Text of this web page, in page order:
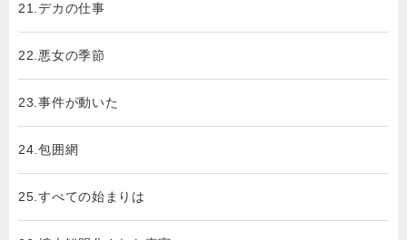
21.デカの仕事
22.悪女の季節
23.事件が動いた
24.包囲網
25.すべての始まりは